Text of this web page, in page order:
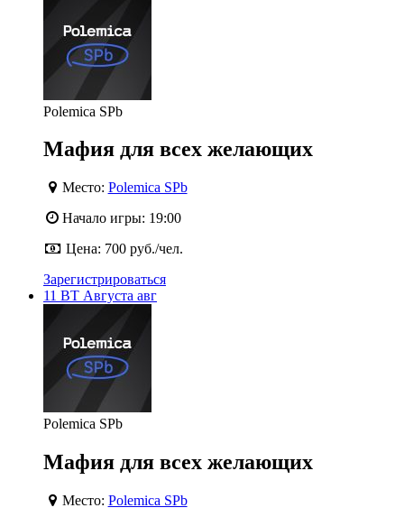
Polemica SPb
Мафия для всех желающих
Место: Polemica SPb
Начало игры: 19:00
Цена: 700 руб./чел.
Зарегистрироваться
11 ВТ Августа авг
Polemica SPb
Мафия для всех желающих
Место: Polemica SPb